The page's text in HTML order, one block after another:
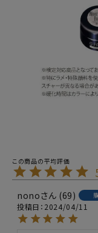
nono
69
投稿日
2024/04/11